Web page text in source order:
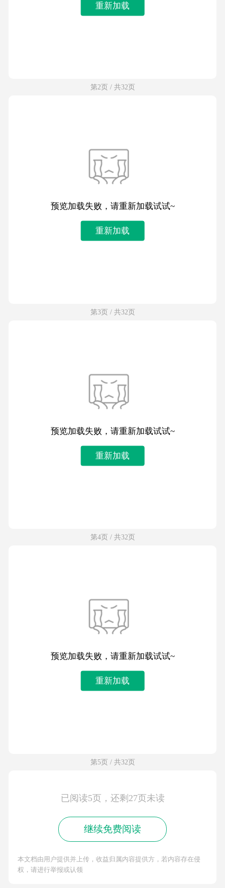
重新加载
第2页 / 共32页
预览加载失败，请重新加载试试~
重新加载
第3页 / 共32页
预览加载失败，请重新加载试试~
重新加载
第4页 / 共32页
预览加载失败，请重新加载试试~
重新加载
第5页 / 共32页
已阅读5页，还剩27页未读
继续免费阅读
本文档由用户提供并上传，收益归属内容提供方，若内容存在侵
权，请进行举报或认领